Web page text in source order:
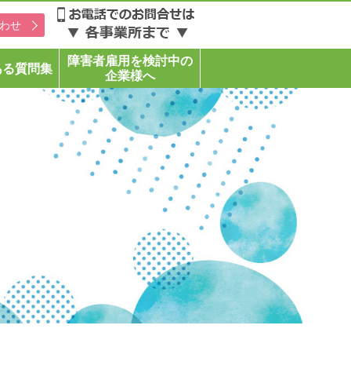
せ
質問集
障害者雇用を検討中の
企業様へ